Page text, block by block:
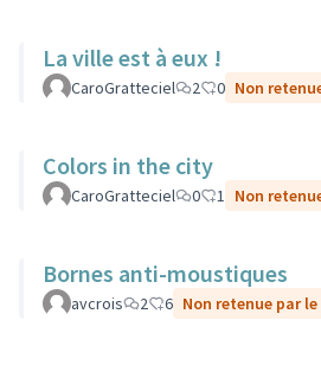
La ville est à eux !
CaroGratteciel 2 0 Non
Colors in the city
CaroGratteciel 0 1 Non
Bornes anti-moustiques
avcrois 2 6 Non retenue par